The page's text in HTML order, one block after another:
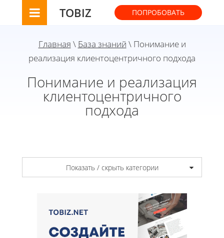
TOBIZ ПОПРОБОВАТЬ
Главная \ База знаний \ Понимание и
реализация клиентоцентричного подхода
Понимание и реализация
клиентоцентричного
подхода
Показать / скрыть категории